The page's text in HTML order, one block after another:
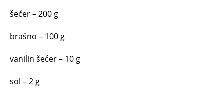
šećer – 200 g
brašno – 100 g
vanilin šećer – 10 g
sol – 2 g